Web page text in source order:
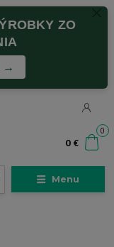
ZO
→
Menu
0
0 €